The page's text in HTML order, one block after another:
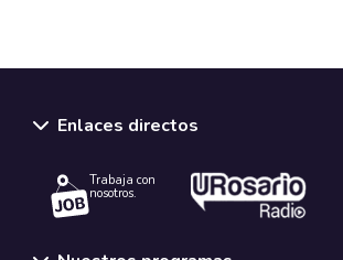
Enlaces directos
Trabaja con
nosotros.